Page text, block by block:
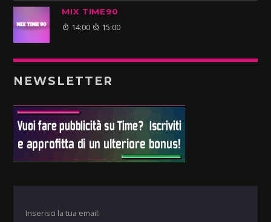
MIX TIME90
14:00 15:00
NEWSLETTER
Inserisci la tua email: